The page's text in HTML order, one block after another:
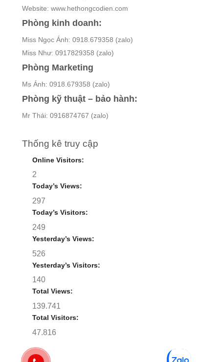
Website: www.hethongcodien.com
Phòng kinh doanh:
Miss Ngọc Ánh: 0918.679358 (zalo)
Miss Như: 0917829358 (zalo)
Phòng Marketing
Ms Ánh: 0918.679358 (zalo)
Phòng kỹ thuật – bảo hành:
Mr Thái: 0916874767 (zalo)
Thống kê truy cập
Online Visitors:
2
Today’s Views:
297
Today’s Visitors:
249
Yesterday’s Views:
526
Yesterday’s Visitors:
140
Total Views:
139.741
Total Visitors:
47.816